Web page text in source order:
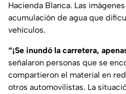
Hacienda Blanca. Las
acumulación de agua que
vehículos.
“¡Se inundó la carretera,
señalaron personas que se
compartieron el material en
otros automovilistas. La